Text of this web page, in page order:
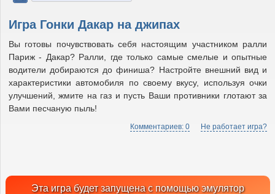
Игра Гонки Дакар на джипах
Вы готовы почувствовать себя настоящим участником ралли
Париж - Дакар? Ралли, где только самые смелые и опытные
водители добираются до финиша? Настройте внешний вид и
характеристики автомобиля по своему вкусу, используя очки
улучшений, жмите на газ и пусть Ваши противники глотают за
Вами песчаную пыль!
Комментариев: 0 Не работает игра?
Эта игра будет запущена с помощью эмулятор